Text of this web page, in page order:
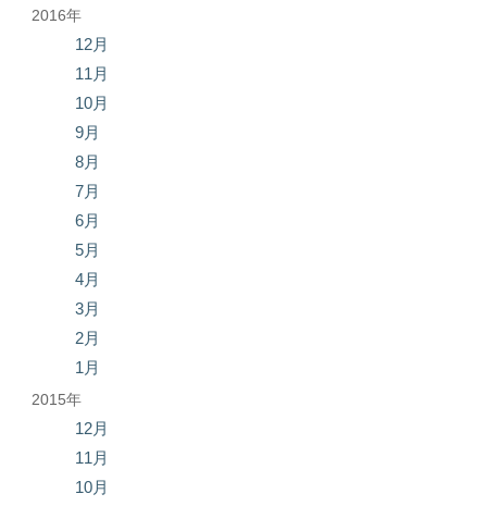
2016年
12月
11月
10月
9月
8月
7月
6月
5月
4月
3月
2月
1月
2015年
12月
11月
10月